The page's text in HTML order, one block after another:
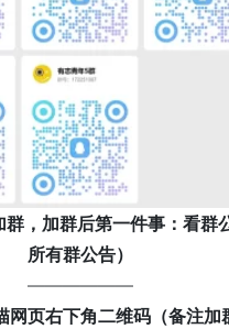
群，加群后第一件事：看群
所有群公告）
——————
网页右下角二维码（备注加